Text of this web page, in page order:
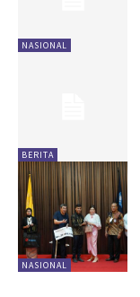
NASIONAL
BERITA
NASIONAL